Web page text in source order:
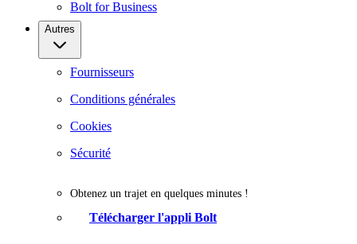
Bolt for Business
Autres
Fournisseurs
Conditions générales
Cookies
Sécurité
Obtenez un trajet en quelques minutes !
Télécharger l'appli Bolt